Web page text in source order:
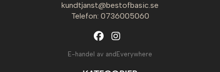
kundtjanst@bestofbasic.se
Telefon: 0736005060
E-handel av andEverywhere